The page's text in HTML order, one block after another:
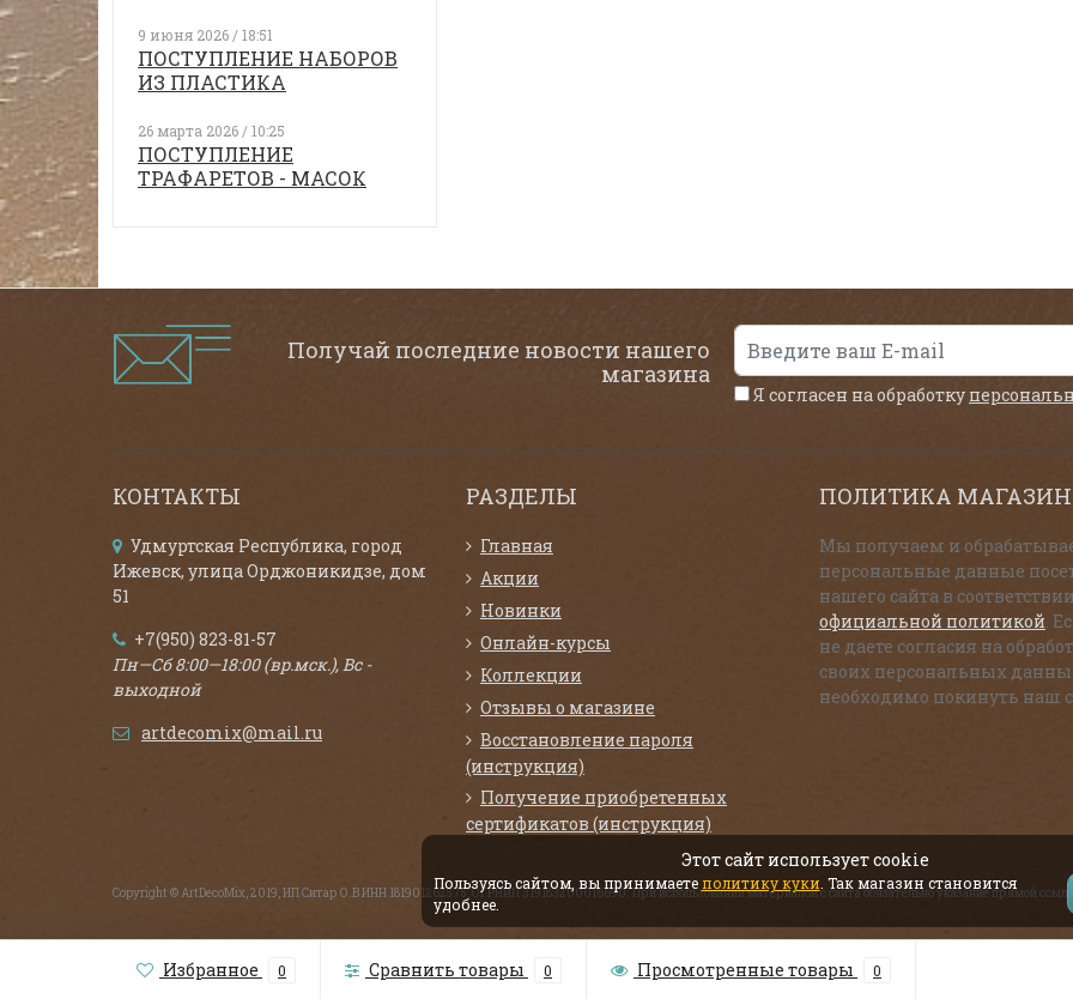
9 июня 2026 / 18:51
ПОСТУПЛЕНИЕ НАБОРОВ
ИЗ ПЛАСТИКА
26 марта 2026 / 10:25
ПОСТУПЛЕНИЕ
ТРАФАРЕТОВ - МАСОК
Получай последние новости нашего
магазина
Я согласен на обработку
КОНТАКТЫ
Удмуртская Республика, город
Ижевск, улица Орджоникидзе, дом
51
+7(950) 823-81-57
Пн—Сб 8:00—18:00 (вр.мск.), Вс -
выходной
artdecomix@mail.ru
РАЗДЕЛЫ
Главная
Акции
Новинки
Онлайн-курсы
Коллекции
Отзывы о магазине
Восстановление пароля
(инструкция)
Получение приобретенных
сертификатов (инструкция)
ПОЛИТИКА
Мы получаем и
персональные данные
нашего сайта в
официальной политикой.
не даете согласия на
своих персональных
необходимо покинуть наш
Copyright © ArtDecoMix, 2019, ИП Ситар О.В ИНН 181901262575, ОГРНИП 319183200016690. При использовании материалов с сайта обязательно указание прямой
Избранное 0 Сравнить товары 0 Просмотренные товары 0
Этот сайт использует cookie
Пользуясь сайтом, вы принимаетеполитику куки . Так магазин становится
удобнее.